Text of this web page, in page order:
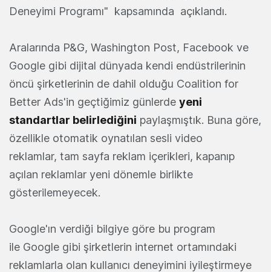
Deneyimi Programı" kapsamında açıklandı.
Aralarında P&G, Washington Post, Facebook ve
Google gibi dijital dünyada kendi endüstrilerinin
öncü şirketlerinin de dahil olduğu Coalition for
Better Ads'in geçtiğimiz günlerde yeni
standartlar belirlediğini paylaşmıştık. Buna göre,
özellikle otomatik oynatılan sesli video
reklamlar, tam sayfa reklam içerikleri, kapanıp
açılan reklamlar yeni dönemle birlikte
gösterilemeyecek.
Google'ın verdiği bilgiye göre bu program
ile Google gibi şirketlerin internet ortamındaki
reklamlarla olan kullanıcı deneyimini iyileştirmeye